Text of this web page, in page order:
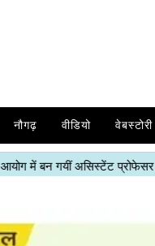
नौगढ़ वीडियो वेबस्टोरी